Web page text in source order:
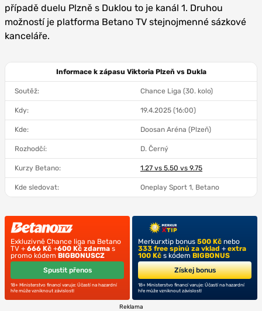
případě duelu Plzně s Duklou to je kanál 1. Druhou
možností je platforma Betano TV stejnojmenné sázkové
kanceláře.
Informace k zápasu Viktoria Plzeň vs Dukla
Soutěž: Chance Liga (30. kolo)
Kdy: 19.4.2025 (16:00)
Kde: Doosan Aréna (Plzeň)
Rozhodčí: D. Černý
Kurzy Betano: 1.27 vs 5.50 vs 9.75
Kde sledovat: Oneplay Sport 1, Betano
Exkluzivně Chance liga na Betano
TV + 666 Kč +600 Kč zdarma s
promo kódem BIGBONUSCZ
Spustit přenos
18+ Ministerstvo financí varuje: Účastí na hazardní
hře může vzniknout závislost!
Merkurxtip bonus 500 Kč nebo
333 free spinů za vklad + extra
100 Kč s kódem BIGBONUS
Získej bonus
18+ Ministerstvo financí varuje: Účastí na hazardní
hře může vzniknout závislost!
Reklama